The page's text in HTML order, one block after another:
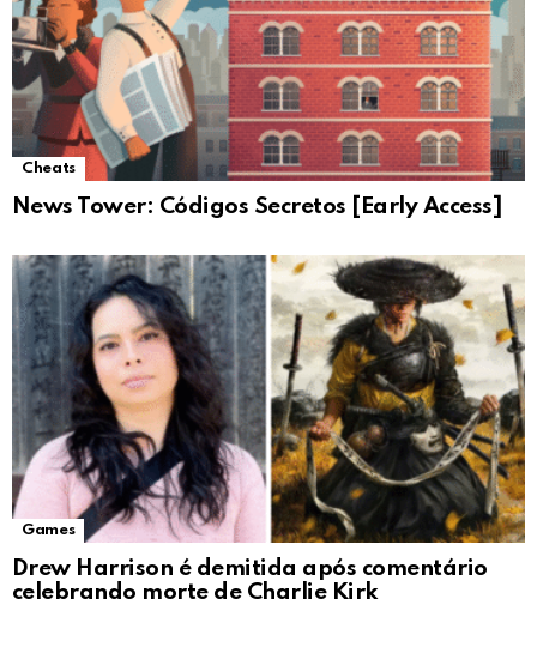
Cheats
News Tower: Códigos Secretos [Early Access]
Games
Drew Harrison é demitida após comentário
celebrando morte de Charlie Kirk